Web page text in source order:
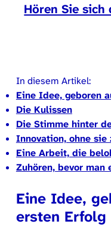
Hören Sie sich
In diesem Artikel:
Eine Idee, geboren
Die Kulissen
Die Stimme hinter
Innovation, ohne sie
Eine Arbeit, die
Zuhören, bevor man
Eine Idee,
ersten Erfolg